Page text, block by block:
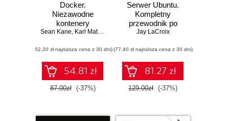
Docker.
Niezawodne
kontenery
produkcyjne.
zastosowania.
Wydanie III
Sean Kane, Karl Matthias
(52,20 zł najniższa cena z 30 dni)
54.81 zł
87.00zł (-37%)
Serwer Ubuntu.
Kompletny
przewodnik po
Ubuntu Server
Jay LaCroix
(77,40 zł najniższa cena z 30 dni)
81.27 zł
129.00zł (-37%)